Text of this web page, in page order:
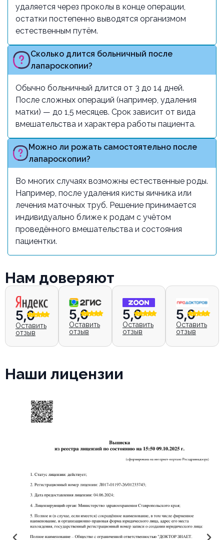
удаляется через проколы в конце операции,
остатки постепенно выводятся организмом
естественным путём.
Сколько длится больничный после
лапароскопии?
Обычно больничный длится от 3 до 14 дней.
После сложных операций (например, удаления
матки) — до 1,5 месяцев. Срок зависит от вида
вмешательства и характера работы пациента.
Можно ли рожать самостоятельно после
лапароскопии?
Во многих случаях возможны естественные роды.
Например, после удаления кисты яичника или
лечения маточных труб. Решение принимается
индивидуально ближе к родам с учётом
проведённого вмешательства и состояния
пациентки.
Нам доверяют
5,0
Оставить
отзыв
5,0
Оставить
отзыв
5,0
Оставить
отзыв
5,0
Оставить
отзыв
Наши лицензии